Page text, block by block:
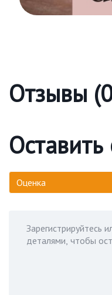
Отзывы
Оставить
Оценка